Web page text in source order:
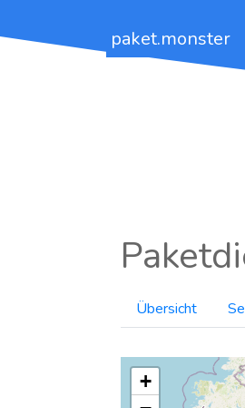
paket.monster
Übersicht
+